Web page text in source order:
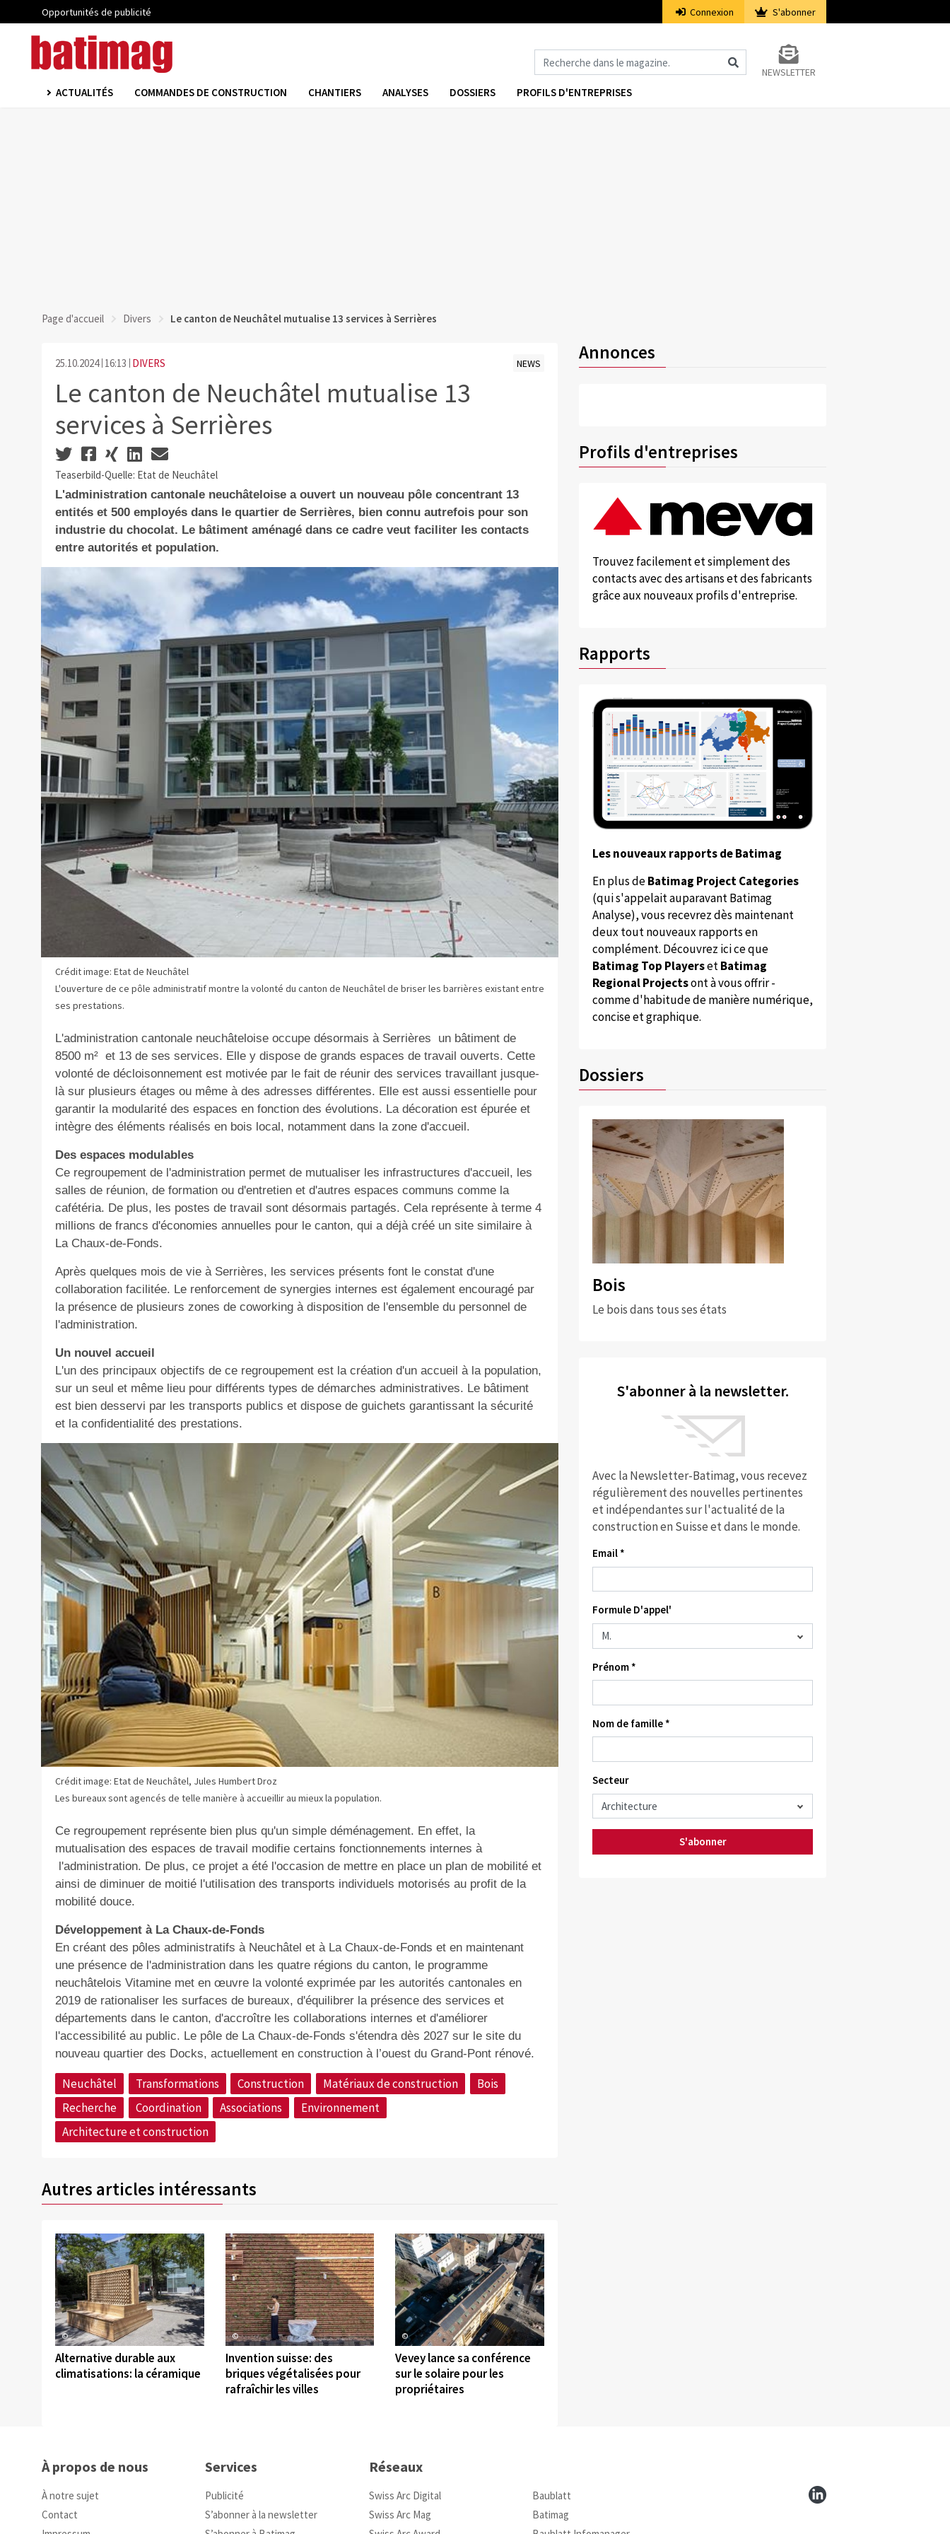
Opportunités de publicité Connexion S'abonner
NEWSLETTER
ACTUALITÉS COMMANDES DE CONSTRUCTION CHANTIERS ANALYSES DOSSIERS PROFILS D'ENTREPRISES
Page d'accueil Divers Le canton de Neuchâtel mutualise 13 services à Serrières
25.10.2024 16:13 DIVERS NEWS
Le canton de Neuchâtel mutualise 13
services à Serrières
Teaserbild-Quelle: Etat de Neuchâtel
L'administration cantonale neuchâteloise a ouvert un nouveau pôle concentrant 13
entités et 500 employés dans le quartier de Serrières, bien connu autrefois pour son
industrie du chocolat. Le bâtiment aménagé dans ce cadre veut faciliter les contacts
entre autorités et population.
Crédit image: Etat de Neuchâtel
L'ouverture de ce pôle administratif montre la volonté du canton de Neuchâtel de briser les barrières existant entre
ses prestations.
L'administration cantonale neuchâteloise occupe désormais à Serrières
un bâtiment de
8500 m² et 13 de ses services. Elle y dispose de grands espaces de travail ouverts. Cette
volonté de décloisonnement est motivée par le fait de réunir des services travaillant jusque-
là sur plusieurs étages ou même à des adresses différentes. Elle est aussi essentielle pour
garantir la modularité des espaces en fonction des évolutions. La décoration est épurée et
intègre des éléments réalisés en bois local, notamment dans la zone d'accueil.
Des espaces modulables
Ce regroupement de l'administration permet de mutualiser les infrastructures d'accueil, les
salles de réunion, de formation ou d'entretien et d'autres espaces communs comme la
cafétéria. De plus, les postes de travail sont désormais partagés. Cela représente à terme 4
millions de francs d'économies annuelles pour le canton, qui a déjà créé un site similaire à
La Chaux-de-Fonds.
Après quelques mois de vie à Serrières, les services présents font le constat d'une
collaboration facilitée. Le renforcement de synergies internes est également encouragé par
la présence de plusieurs zones de coworking à disposition de l'ensemble du personnel de
l'administration.
Un nouvel accueil
L'un des principaux objectifs de ce regroupement est la création d'un accueil à la population,
sur un seul et même lieu pour différents types de démarches administratives. Le bâtiment
est bien desservi par les transports publics et dispose de guichets garantissant la sécurité
et la confidentialité des prestations.
Crédit image: Etat de Neuchâtel, Jules Humbert Droz
Les bureaux sont agencés de telle manière à accueillir au mieux la population.
Ce regroupement représente bien plus qu'un simple déménagement. En effet, la
mutualisation des espaces de travail modifie certains fonctionnements internes à
l'administration. De plus, ce projet a été l'occasion de mettre en place un plan de mobilité et
ainsi de diminuer de moitié l'utilisation des transports individuels motorisés au profit de la
mobilité douce.
Développement à La Chaux-de-Fonds
En créant des pôles administratifs à Neuchâtel et à La Chaux-de-Fonds et en maintenant
une présence de l'administration dans les quatre régions du canton, le programme
neuchâtelois Vitamine met en œuvre la volonté exprimée par les autorités cantonales en
2019 de rationaliser les surfaces de bureaux, d'équilibrer la présence des services et
départements dans le canton, d'accroître les collaborations internes et d'améliorer
l'accessibilité au public. Le pôle de La Chaux-de-Fonds s'étendra dès 2027 sur le site du
nouveau quartier des Docks, actuellement en construction à l’ouest du Grand-Pont rénové.
Neuchâtel Transformations Construction Matériaux de construction
Bois
Recherche
Coordination Associations
Environnement
Architecture et construction
Autres articles intéressants
©
Alternative durable aux
climatisations: la céramique
©
Invention suisse: des
briques végétalisées pour
rafraîchir les villes
©
Vevey lance sa conférence
sur le solaire pour les
propriétaires
Annonces
Profils d'entreprises
Trouvez facilement et simplement des
contacts avec des artisans et des fabricants
grâce aux nouveaux profils d'entreprise.
Rapports
Les nouveaux rapports de Batimag
En plus deBatimag Project Categories
(qui s'appelait auparavant Batimag
Analyse), vous recevrez dès maintenant
deux tout nouveaux rapports en
complément. Découvrez ici ce que
Batimag Top PlayersetBatimag
Regional Projectsont à vous offrir -
comme d'habitude de manière numérique,
concise et graphique.
Dossiers
Bois
Le bois dans tous ses états
S'abonner à la newsletter.
Avec la Newsletter-Batimag, vous recevez
régulièrement des nouvelles pertinentes
et indépendantes sur l'actualité de la
construction en Suisse et dans le monde.
Email *
Formule D'appel'
Prénom *
Nom de famille *
Secteur
S'abonner
À propos de nous
À notre sujet
Contact
Services
Publicité
S’abonner à la newsletter
Réseaux
Swiss Arc Digital
Swiss Arc Mag
Baublatt
Batimag